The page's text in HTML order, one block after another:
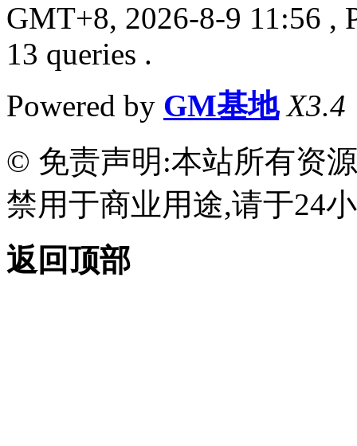
GMT+8, 2026-8-9 11:56 ,
13 queries .
Powered by GM基地 X3.4
© 免责声明:本站所有资
禁用于商业用途,请于24
返回顶部